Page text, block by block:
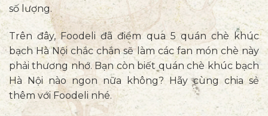
số lượng.
Trên đây, Foodeli đã điểm qua 5 quán chè khúc
bạch Hà Nội chắc chắn sẽ làm các fan món chè này
phải thương nhớ. Bạn còn biết quán chè khúc bạch
Hà Nội nào ngon nữa không? Hãy cùng chia sẻ
thêm với Foodeli nhé.